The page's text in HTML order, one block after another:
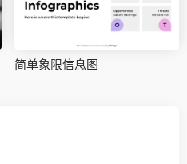
简单象限信息图